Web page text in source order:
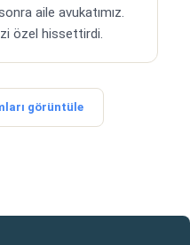
aile avukatımız.
özel hissettirdi.
görüntüle